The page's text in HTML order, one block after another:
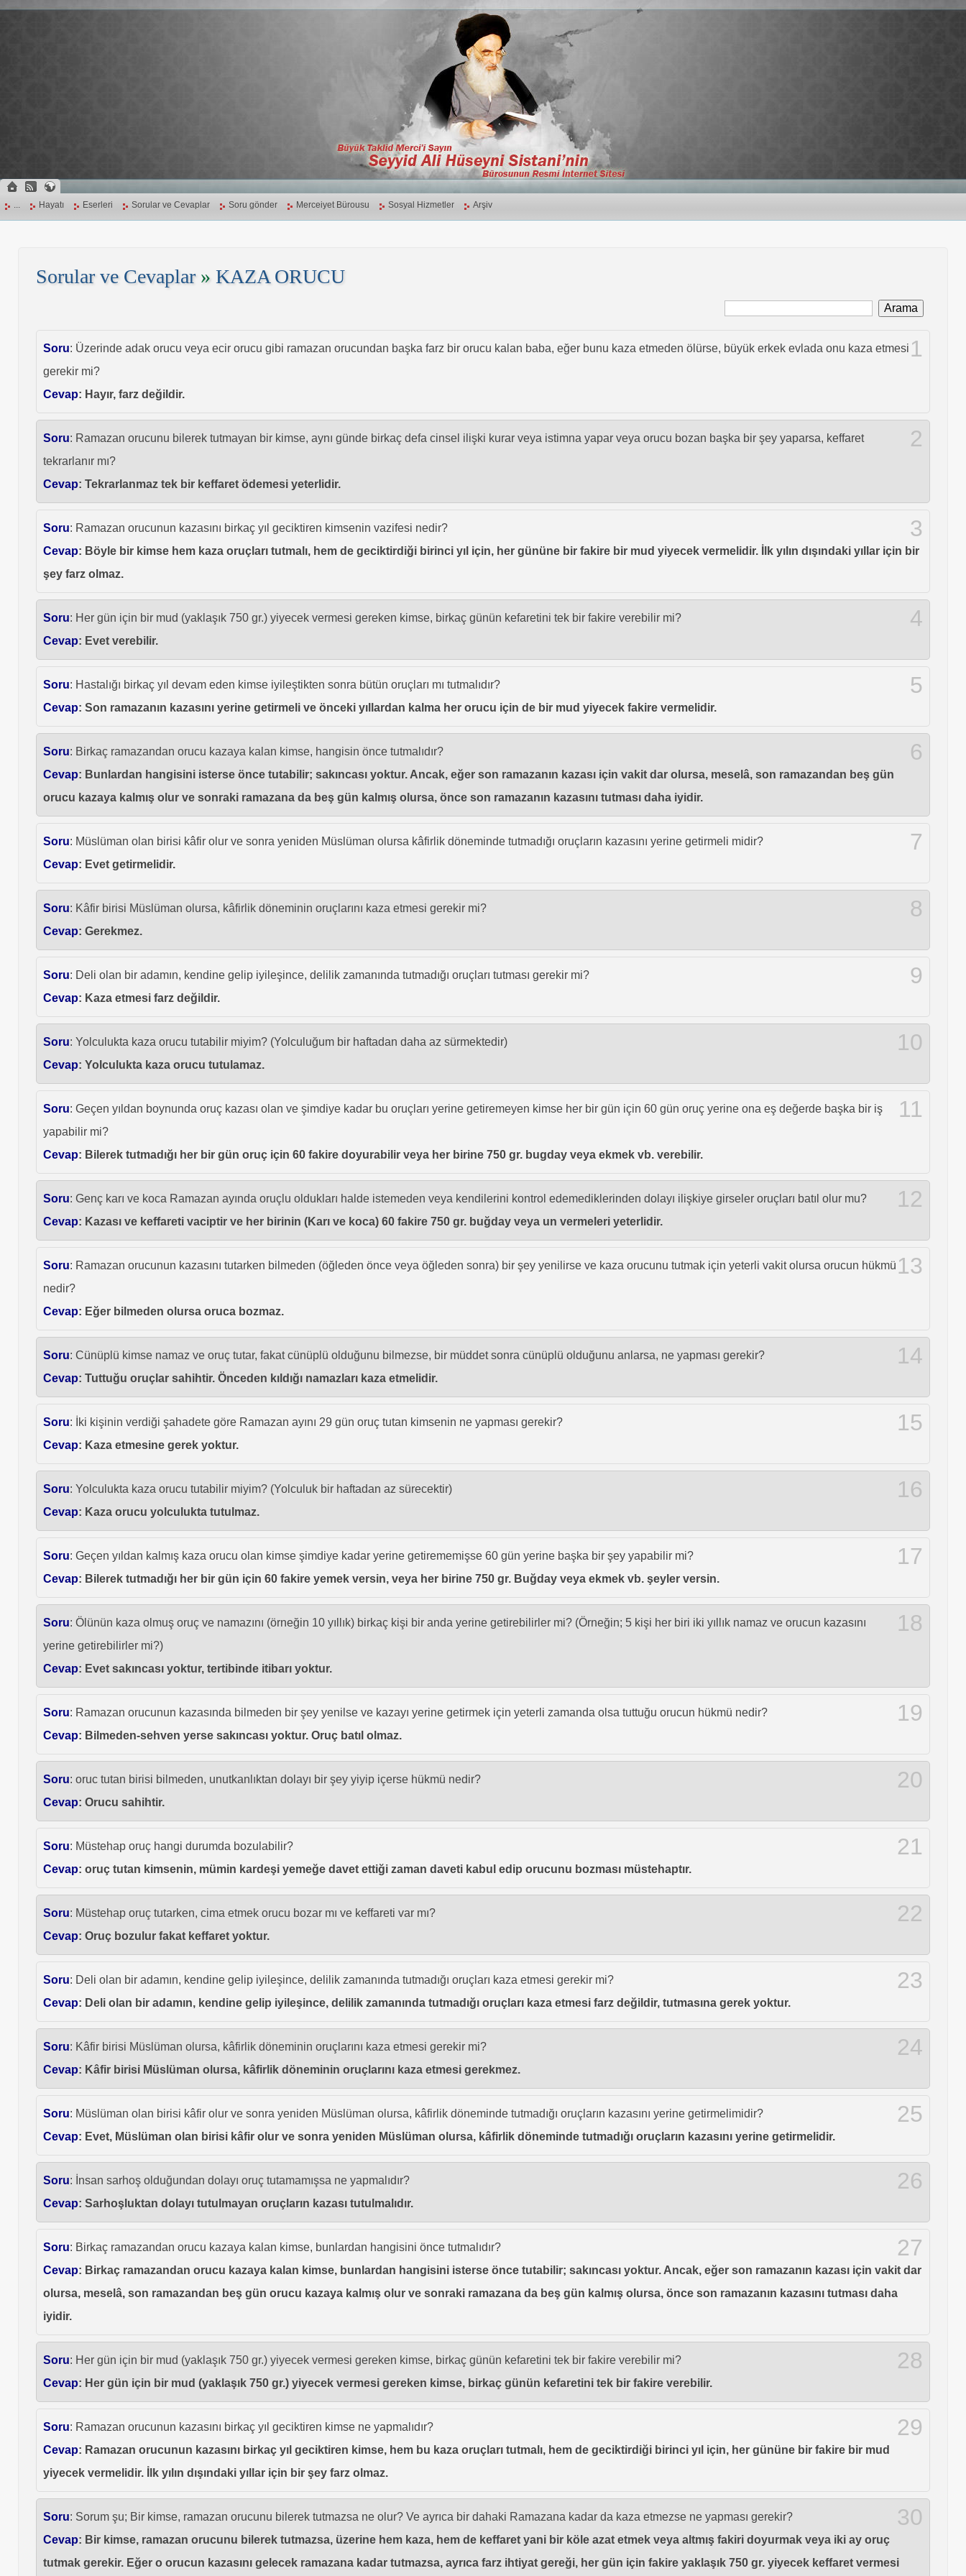
... Hayatı Eserleri Sorular ve Cevaplar Soru gönder Merceiyet Bürousu Sosyal Hizmetler Arşiv
Sorular ve Cevaplar» KAZA ORUCU
Arama
1
Soru: Üzerinde adak orucu veya ecir orucu gibi ramazan orucundan başka farz bir orucu kalan baba, eğer bunu kaza etmeden ölürse, büyük erkek evlada onu kaza etmesi
gerekir mi?
Cevap: Hayır, farz değildir.
2
Soru: Ramazan orucunu bilerek tutmayan bir kimse, aynı günde birkaç defa cinsel ilişki kurar veya istimna yapar veya orucu bozan başka bir şey yaparsa, keffaret
tekrarlanır mı?
Cevap: Tekrarlanmaz tek bir keffaret ödemesi yeterlidir.
3
Soru: Ramazan orucunun kazasını birkaç yıl geciktiren kimsenin vazifesi nedir?
Cevap: Böyle bir kimse hem kaza oruçları tutmalı, hem de geciktirdiği birinci yıl için, her gününe bir fakire bir mud yiyecek vermelidir. İlk yılın dışındaki yıllar için bir
şey farz olmaz.
4
Soru: Her gün için bir mud (yaklaşık 750 gr.) yiyecek vermesi gereken kimse, birkaç günün kefaretini tek bir fakire verebilir mi?
Cevap: Evet verebilir.
5
Soru: Hastalığı birkaç yıl devam eden kimse iyileştikten sonra bütün oruçları mı tutmalıdır?
Cevap: Son ramazanın kazasını yerine getirmeli ve önceki yıllardan kalma her orucu için de bir mud yiyecek fakire vermelidir.
6
Soru: Birkaç ramazandan orucu kazaya kalan kimse, hangisin önce tutmalıdır?
Cevap: Bunlardan hangisini isterse önce tutabilir; sakıncası yoktur. Ancak, eğer son ramazanın kazası için vakit dar olursa, meselâ, son ramazandan beş gün
orucu kazaya kalmış olur ve sonraki ramazana da beş gün kalmış olursa, önce son ramazanın kazasını tutması daha iyidir.
7
Soru: Müslüman olan birisi kâfir olur ve sonra yeniden Müslüman olursa kâfirlik döneminde tutmadığı oruçların kazasını yerine getirmeli midir?
Cevap: Evet getirmelidir.
8
Soru: Kâfir birisi Müslüman olursa, kâfirlik döneminin oruçlarını kaza etmesi gerekir mi?
Cevap: Gerekmez.
9
Soru: Deli olan bir adamın, kendine gelip iyileşince, delilik zamanında tutmadığı oruçları tutması gerekir mi?
Cevap: Kaza etmesi farz değildir.
10
Soru: Yolculukta kaza orucu tutabilir miyim? (Yolculuğum bir haftadan daha az sürmektedir)
Cevap: Yolculukta kaza orucu tutulamaz.
11
Soru: Geçen yıldan boynunda oruç kazası olan ve şimdiye kadar bu oruçları yerine getiremeyen kimse her bir gün için 60 gün oruç yerine ona eş değerde başka bir iş
yapabilir mi?
Cevap: Bilerek tutmadığı her bir gün oruç için 60 fakire doyurabilir veya her birine 750 gr. bugday veya ekmek vb. verebilir.
12
Soru: Genç karı ve koca Ramazan ayında oruçlu oldukları halde istemeden veya kendilerini kontrol edemediklerinden dolayı ilişkiye girseler oruçları batıl olur mu?
Cevap: Kazası ve keffareti vaciptir ve her birinin (Karı ve koca) 60 fakire 750 gr. buğday veya un vermeleri yeterlidir.
13
Soru: Ramazan orucunun kazasını tutarken bilmeden (öğleden önce veya öğleden sonra) bir şey yenilirse ve kaza orucunu tutmak için yeterli vakit olursa orucun hükmü
nedir?
Cevap: Eğer bilmeden olursa oruca bozmaz.
14
Soru: Cünüplü kimse namaz ve oruç tutar, fakat cünüplü olduğunu bilmezse, bir müddet sonra cünüplü olduğunu anlarsa, ne yapması gerekir?
Cevap: Tuttuğu oruçlar sahihtir. Önceden kıldığı namazları kaza etmelidir.
15
Soru: İki kişinin verdiği şahadete göre Ramazan ayını 29 gün oruç tutan kimsenin ne yapması gerekir?
Cevap: Kaza etmesine gerek yoktur.
16
Soru: Yolculukta kaza orucu tutabilir miyim? (Yolculuk bir haftadan az sürecektir)
Cevap: Kaza orucu yolculukta tutulmaz.
17
Soru: Geçen yıldan kalmış kaza orucu olan kimse şimdiye kadar yerine getirememişse 60 gün yerine başka bir şey yapabilir mi?
Cevap: Bilerek tutmadığı her bir gün için 60 fakire yemek versin, veya her birine 750 gr. Buğday veya ekmek vb. şeyler versin.
18
Soru: Ölünün kaza olmuş oruç ve namazını (örneğin 10 yıllık) birkaç kişi bir anda yerine getirebilirler mi? (Örneğin; 5 kişi her biri iki yıllık namaz ve orucun kazasını
yerine getirebilirler mi?)
Cevap: Evet sakıncası yoktur, tertibinde itibarı yoktur.
19
Soru: Ramazan orucunun kazasında bilmeden bir şey yenilse ve kazayı yerine getirmek için yeterli zamanda olsa tuttuğu orucun hükmü nedir?
Cevap: Bilmeden-sehven yerse sakıncası yoktur. Oruç batıl olmaz.
20
Soru: oruc tutan birisi bilmeden, unutkanlıktan dolayı bir şey yiyip içerse hükmü nedir?
Cevap: Orucu sahihtir.
21
Soru: Müstehap oruç hangi durumda bozulabilir?
Cevap: oruç tutan kimsenin, mümin kardeşi yemeğe davet ettiği zaman daveti kabul edip orucunu bozması müstehaptır.
22
Soru: Müstehap oruç tutarken, cima etmek orucu bozar mı ve keffareti var mı?
Cevap: Oruç bozulur fakat keffaret yoktur.
23
Soru: Deli olan bir adamın, kendine gelip iyileşince, delilik zamanında tutmadığı oruçları kaza etmesi gerekir mi?
Cevap: Deli olan bir adamın, kendine gelip iyileşince, delilik zamanında tutmadığı oruçları kaza etmesi farz değildir, tutmasına gerek yoktur.
24
Soru: Kâfir birisi Müslüman olursa, kâfirlik döneminin oruçlarını kaza etmesi gerekir mi?
Cevap: Kâfir birisi Müslüman olursa, kâfirlik döneminin oruçlarını kaza etmesi gerekmez.
25
Soru: Müslüman olan birisi kâfir olur ve sonra yeniden Müslüman olursa, kâfirlik döneminde tutmadığı oruçların kazasını yerine getirmelimidir?
Cevap: Evet, Müslüman olan birisi kâfir olur ve sonra yeniden Müslüman olursa, kâfirlik döneminde tutmadığı oruçların kazasını yerine getirmelidir.
26
Soru: İnsan sarhoş olduğundan dolayı oruç tutamamışsa ne yapmalıdır?
Cevap: Sarhoşluktan dolayı tutulmayan oruçların kazası tutulmalıdır.
27
Soru: Birkaç ramazandan orucu kazaya kalan kimse, bunlardan hangisini önce tutmalıdır?
Cevap: Birkaç ramazandan orucu kazaya kalan kimse, bunlardan hangisini isterse önce tutabilir; sakıncası yoktur. Ancak, eğer son ramazanın kazası için vakit dar
olursa, meselâ, son ramazandan beş gün orucu kazaya kalmış olur ve sonraki ramazana da beş gün kalmış olursa, önce son ramazanın kazasını tutması daha
iyidir.
28
Soru: Her gün için bir mud (yaklaşık 750 gr.) yiyecek vermesi gereken kimse, birkaç günün kefaretini tek bir fakire verebilir mi?
Cevap: Her gün için bir mud (yaklaşık 750 gr.) yiyecek vermesi gereken kimse, birkaç günün kefaretini tek bir fakire verebilir.
29
Soru: Ramazan orucunun kazasını birkaç yıl geciktiren kimse ne yapmalıdır?
Cevap: Ramazan orucunun kazasını birkaç yıl geciktiren kimse, hem bu kaza oruçları tutmalı, hem de geciktirdiği birinci yıl için, her gününe bir fakire bir mud
yiyecek vermelidir. İlk yılın dışındaki yıllar için bir şey farz olmaz.
30
Soru: Sorum şu; Bir kimse, ramazan orucunu bilerek tutmazsa ne olur? Ve ayrıca bir dahaki Ramazana kadar da kaza etmezse ne yapması gerekir?
Cevap: Bir kimse, ramazan orucunu bilerek tutmazsa, üzerine hem kaza, hem de keffaret yani bir köle azat etmek veya altmış fakiri doyurmak veya iki ay oruç
tutmak gerekir. Eğer o orucun kazasını gelecek ramazana kadar tutmazsa, ayrıca farz ihtiyat gereği, her gün için fakire yaklaşık 750 gr. yiyecek keffaret vermesi